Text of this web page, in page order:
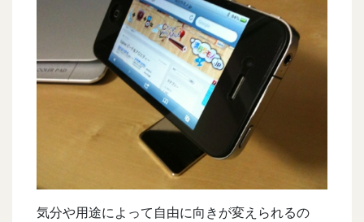
気分や用途によって自由に向きが変えられるの